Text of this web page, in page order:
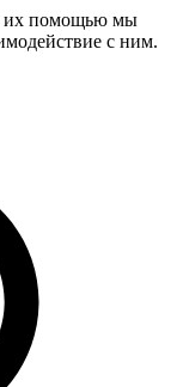
их помощью мы
с ним.